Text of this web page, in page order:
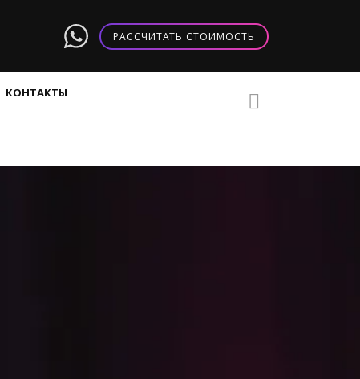
РАССЧИТАТЬ СТОИМОСТЬ
КОНТАКТЫ